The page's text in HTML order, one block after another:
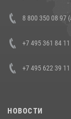
В Росгвардии
боевого опыта
8 800 350 08 97
+7 495 361 84 11
+7 495 622 39 11
НОВОСТИ